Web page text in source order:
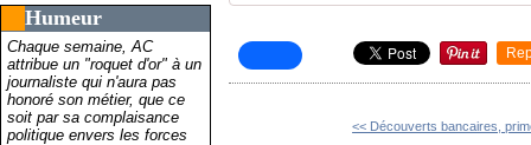
Humeur
Chaque semaine, AC
attribue un "roquet d'or" à un
journaliste qui n'aura pas
honoré son métier, que ce
soit par sa complaisance
politique envers les forces
<< Découverts bancaires,